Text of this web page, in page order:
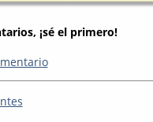
¡sé el primero!